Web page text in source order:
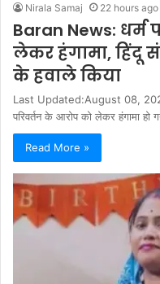
Nirala Samaj 22 hours ago
Baran News: धर्म
लेकर हंगामा, हिंदू
के हवाले किया
Last Updated:August 08,
परिवर्तन के आरोप को लेकर हंगामा हो
Read More »